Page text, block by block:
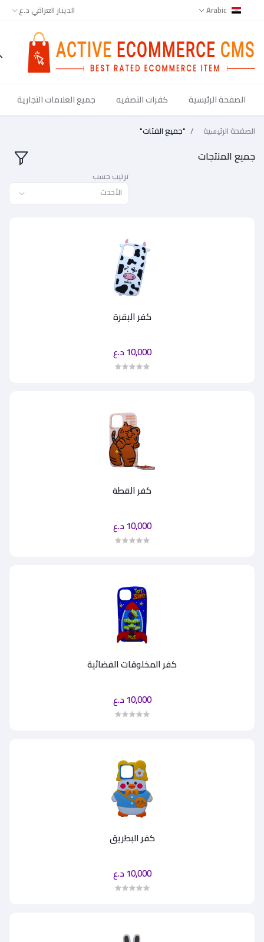
Arabic الدينار العراقي د.ع
الصفحة الرئيسية كفرات التصفيه جميع العلامات التجارية
الرئيسية "جميع الفئات"
المنتجات
ترتيب حسب
الأحدث
كفر البقرة
10,000 د.ع
كفر القطة
10,000 د.ع
كفر المخلوقات الفضائية
10,000 د.ع
كفر البطريق
10,000 د.ع